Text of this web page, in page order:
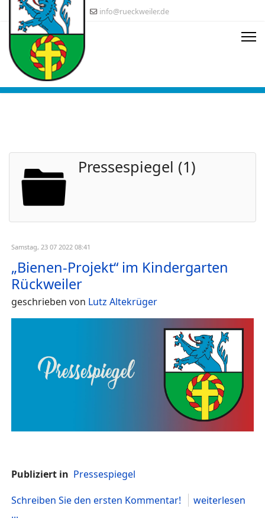
info@rueckweiler.de
Pressespiegel (1)
Samstag, 23 07 2022 08:41
„Bienen-Projekt“ im Kindergarten
Rückweiler
geschrieben von Lutz Altekrüger
Publiziert in Pressespiegel
Schreiben Sie den ersten Kommentar!
weiterlesen
...